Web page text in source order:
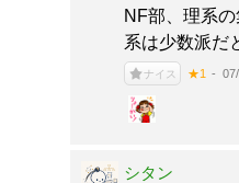
NF部、理系
系は少数派だ
ナイス ★1
シタン